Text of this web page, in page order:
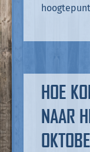
HOE
NAAR